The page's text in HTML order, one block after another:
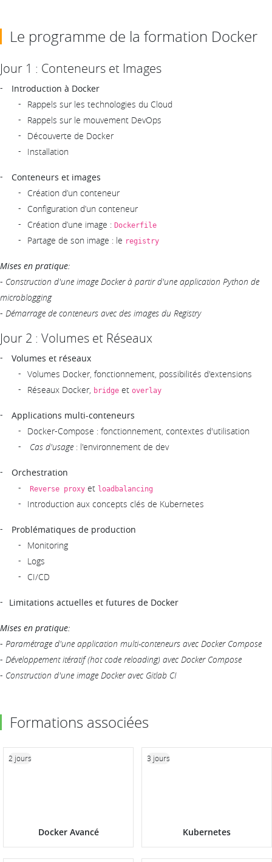
Le programme de la formation Docker
Jour 1 : Conteneurs et Images
Introduction à Docker
Rappels sur les technologies du Cloud
Rappels sur le mouvement DevOps
Découverte de Docker
Installation
Conteneurs et images
Création d’un conteneur
Configuration d’un conteneur
Création d’une image : Dockerfile
Partage de son image : le registry
Mises en pratique:
- Construction d'une image Docker à partir d'une application Python de
microblogging
- Démarrage de conteneurs avec des images du Registry
Jour 2 : Volumes et Réseaux
Volumes et réseaux
Volumes Docker, fonctionnement, possibilités d'extensions
Réseaux Docker, bridge et overlay
Applications multi-conteneurs
Docker-Compose : fonctionnement, contextes d'utilisation
Cas d'usage : l'environnement de dev
Orchestration
Reverse proxy et loadbalancing
Introduction aux concepts clés de Kubernetes
Problématiques de production
Monitoring
Logs
CI/CD
Limitations actuelles et futures de Docker
Mises en pratique:
- Paramétrage d'une application multi-conteneurs avec Docker Compose
- Développement itératif (hot code reloading) avec Docker Compose
- Construction d'une image Docker avec Gitlab CI
Formations associées
Docker Avancé
2 jours
Kubernetes
3 jours